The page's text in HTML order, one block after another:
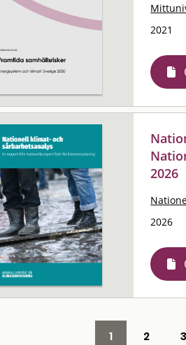
2021
2026
2026
1 2 3